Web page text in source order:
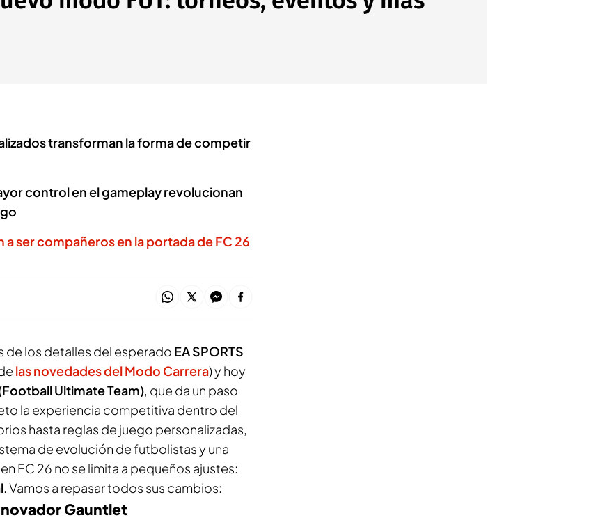
transforman la forma de competir
control en el gameplay revolucionan
a ser compañeros en la portada de FC 26
de los detalles del esperado EA SPORTS
las novedades del Modo Carrera) y hoy
Ultimate Team), que da un paso
la experiencia competitiva dentro del
hasta reglas de juego personalizadas,
de evolución de futbolistas y una
FC 26 no se limita a pequeños ajustes:
. Vamos a repasar todos sus cambios:
Gauntlet